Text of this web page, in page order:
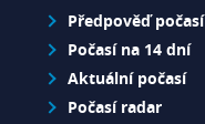
Předpověď počasí
Počasí na 14 dní
Aktuální počasí
Počasí radar